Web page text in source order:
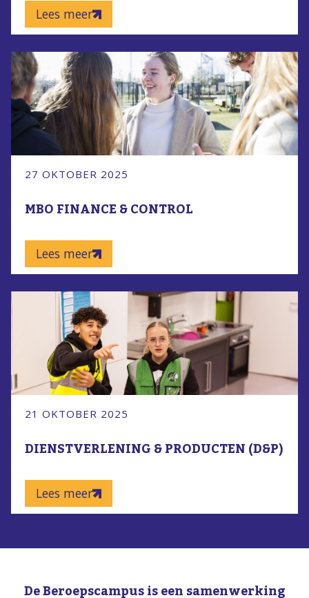
Lees meer
27 OKTOBER 2025
MBO FINANCE & CONTROL
Lees meer
21 OKTOBER 2025
DIENSTVERLENING & PRODUCTEN (D&P)
Lees meer
De Beroepscampus is een samenwerking